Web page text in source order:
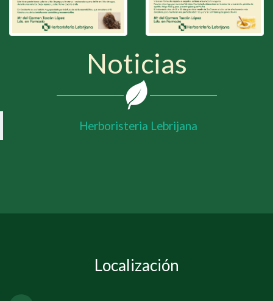
Noticias
Herboristeria Lebrijana
Localización